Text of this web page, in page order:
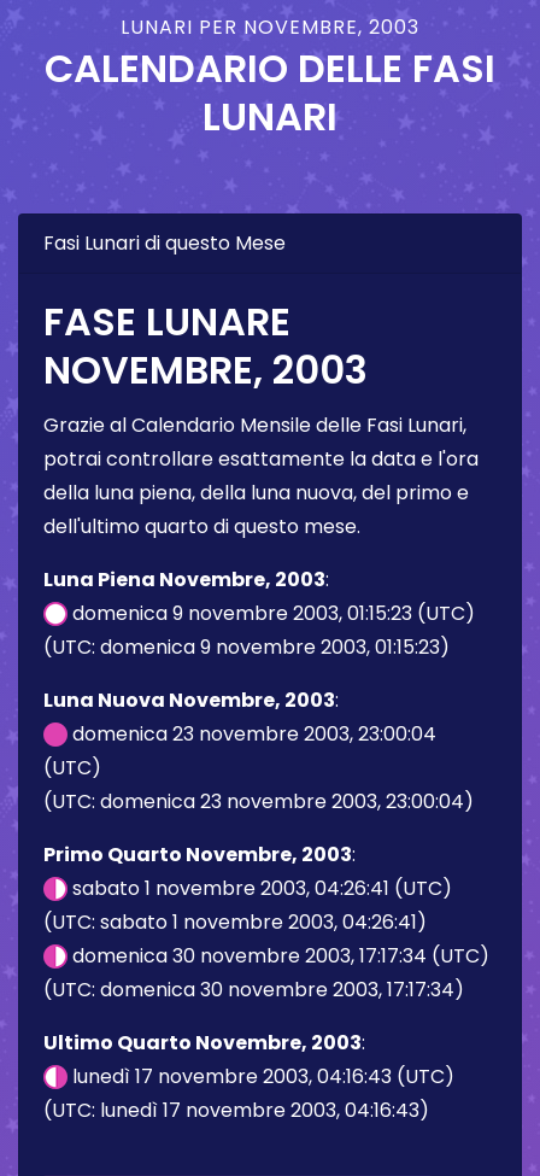
LUNARI PER NOVEMBRE, 2003
CALENDARIO DELLE FASI
LUNARI
Fasi Lunari di questo Mese
FASE LUNARE
NOVEMBRE, 2003
Grazie al Calendario Mensile delle Fasi Lunari,
potrai controllare esattamente la data e l'ora
della luna piena, della luna nuova, del primo e
dell'ultimo quarto di questo mese.
Luna Piena Novembre, 2003:
domenica 9 novembre 2003, 01:15:23 (UTC)
(UTC: domenica 9 novembre 2003, 01:15:23)
Luna Nuova Novembre, 2003:
domenica 23 novembre 2003, 23:00:04
(UTC)
(UTC: domenica 23 novembre 2003, 23:00:04)
Primo Quarto Novembre, 2003:
sabato 1 novembre 2003, 04:26:41 (UTC)
(UTC: sabato 1 novembre 2003, 04:26:41)
domenica 30 novembre 2003, 17:17:34 (UTC)
(UTC: domenica 30 novembre 2003, 17:17:34)
Ultimo Quarto Novembre, 2003:
lunedì 17 novembre 2003, 04:16:43 (UTC)
(UTC: lunedì 17 novembre 2003, 04:16:43)